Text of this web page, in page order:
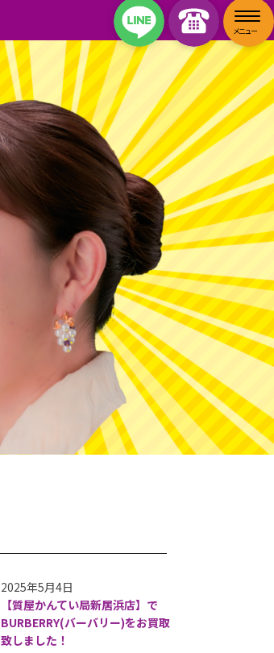
2025年5月4日
【質屋かんてい局新居浜店】で
BURBERRY(バーバリー)をお買取
致しました！